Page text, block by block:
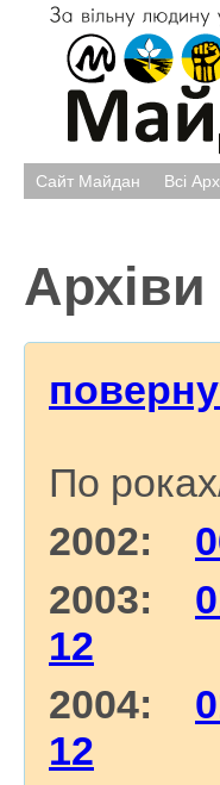
Сайт Майдан Всі
По
2002:
2003:
12
2004:
12